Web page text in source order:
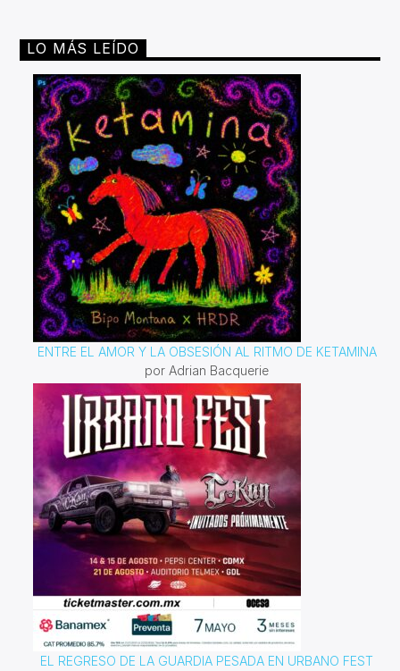
LO MÁS LEÍDO
ENTRE EL AMOR Y LA OBSESIÓN AL RITMO DE KETAMINA
por Adrian Bacquerie
EL REGRESO DE LA GUARDIA PESADA EN URBANO FEST